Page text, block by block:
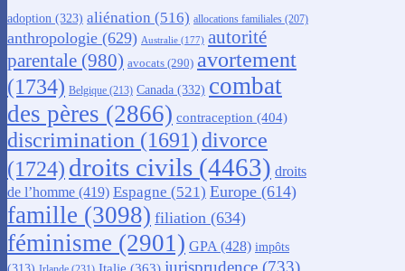
adoption (323) aliénation (516) allocations familiales (207)
anthropologie (629) Australie (177) autorité
parentale (980) avocats (290) avortement
(1734) Belgique (213) Canada (332) combat
des pères (2866) contraception (404)
discrimination (1691) divorce
(1724) droits civils (4463) droits
de l’homme (419) Espagne (521) Europe (614)
famille (3098) filiation (634)
féminisme (2901) GPA (428) impôts
jurisprudence (733)